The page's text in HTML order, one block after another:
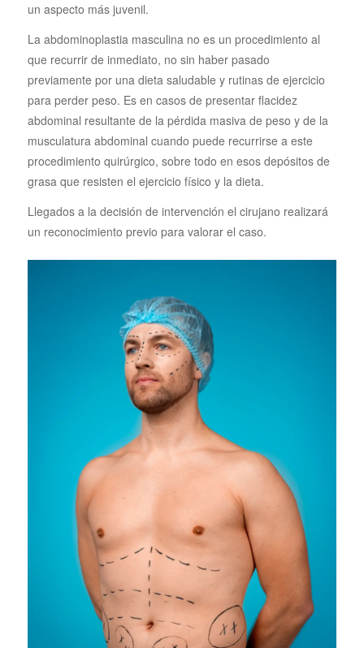
un aspecto más juvenil.
La abdominoplastia masculina no es un procedimiento al
que recurrir de inmediato, no sin haber pasado
previamente por una dieta saludable y rutinas de ejercicio
para perder peso. Es en casos de presentar flacidez
abdominal resultante de la pérdida masiva de peso y de la
musculatura abdominal cuando puede recurrirse a este
procedimiento quirúrgico, sobre todo en esos depósitos de
grasa que resisten el ejercicio físico y la dieta.
Llegados a la decisión de intervención el cirujano realizará
un reconocimiento previo para valorar el caso.